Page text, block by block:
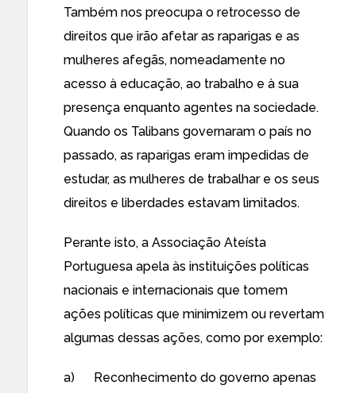
Também nos preocupa o retrocesso de
direitos que irão afetar as raparigas e as
mulheres afegãs, nomeadamente no
acesso à educação, ao trabalho e à sua
presença enquanto agentes na sociedade.
Quando os Talibans governaram o país no
passado, as raparigas eram impedidas de
estudar, as mulheres de trabalhar e os seus
direitos e liberdades estavam limitados.
Perante isto, a Associação Ateísta
Portuguesa apela às instituições políticas
nacionais e internacionais que tomem
ações políticas que minimizem ou revertam
algumas dessas ações, como por exemplo:
a) Reconhecimento do governo apenas